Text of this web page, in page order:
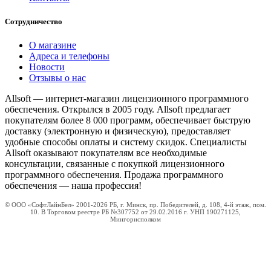
Сотрудничество
О магазине
Адреса и телефоны
Новости
Отзывы о нас
Allsoft — интернет-магазин лицензионного программного
обеспечения. Открылся в 2005 году. Allsoft предлагает
покупателям более 8 000 программ, обеспечивает быструю
доставку (электронную и физическую), предоставляет
удобные способы оплаты и систему скидок. Специалисты
Allsoft оказывают покупателям все необходимые
консультации, связанные с покупкой лицензионного
программного обеспечения. Продажа программного
обеспечения — наша профессия!
© ООО «СофтЛайнБел» 2001-2026 РБ, г. Минск, пр. Победителей, д. 108, 4-й этаж, пом.
10. В Торговом реестре РБ №307752 от 29.02.2016 г. УНП 190271125,
Мингорисполком